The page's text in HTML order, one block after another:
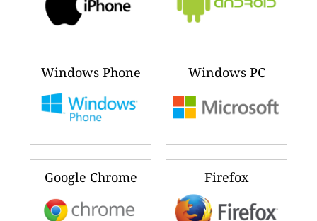
Windows Phone Windows PC
Google Chrome Firefox